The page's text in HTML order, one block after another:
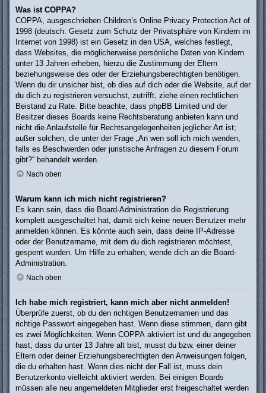
Was ist COPPA?
COPPA, ausgeschrieben Children’s Online Privacy Protection Act of
1998 (deutsch: Gesetz zum Schutz der Privatsphäre von Kindern im
Internet von 1998) ist ein Gesetz in den USA, welches festlegt,
dass Websites, die möglicherweise persönliche Daten von Kindern
unter 13 Jahren erheben, hierzu die Zustimmung der Eltern
beziehungsweise des oder der Erziehungsberechtigten benötigen.
Wenn du dir unsicher bist, ob dies auf dich oder die Website, auf der
du dich zu registrieren versuchst, zutrifft, ziehe einen rechtlichen
Beistand zu Rate. Bitte beachte, dass phpBB Limited und der
Besitzer dieses Boards keine Rechtsberatung anbieten kann und
nicht die Anlaufstelle für Rechtsangelegenheiten jeglicher Art ist;
außer solchen, die unter der Frage „An wen soll ich mich wenden,
falls es Beschwerden oder juristische Anfragen zu diesem Forum
gibt?“ behandelt werden.
Nach oben
Warum kann ich mich nicht registrieren?
Es kann sein, dass die Board-Administration die Registrierung
komplett ausgeschaltet hat, damit sich keine neuen Benutzer mehr
anmelden können. Es könnte auch sein, dass deine IP-Adresse
oder der Benutzername, mit dem du dich registrieren möchtest,
gesperrt wurden. Um Hilfe zu erhalten, wende dich an die Board-
Administration.
Nach oben
Ich habe mich registriert, kann mich aber nicht anmelden!
Überprüfe zuerst, ob du den richtigen Benutzernamen und das
richtige Passwort eingegeben hast. Wenn diese stimmen, dann gibt
es zwei Möglichkeiten. Wenn COPPA aktiviert ist und du angegeben
hast, dass du unter 13 Jahre alt bist, musst du bzw. einer deiner
Eltern oder deiner Erziehungsberechtigten den Anweisungen folgen,
die du erhalten hast. Wenn dies nicht der Fall ist, muss dein
Benutzerkonto vielleicht aktiviert werden. Bei einigen Boards
müssen alle neu angemeldeten Mitglieder erst freigeschaltet werden